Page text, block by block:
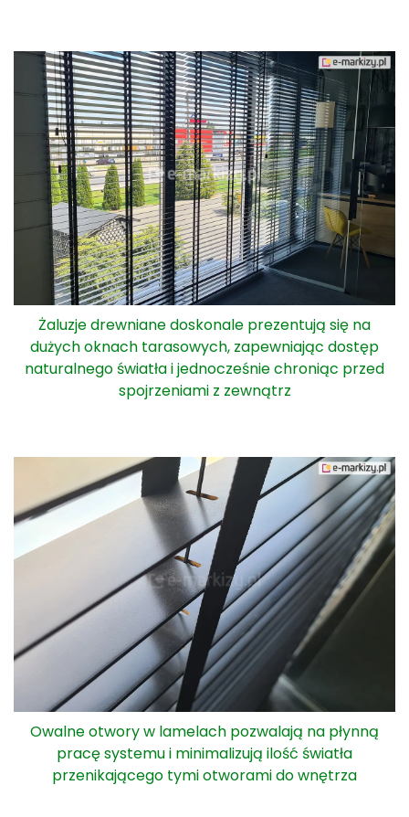
Żaluzje drewniane doskonale prezentują się na
dużych oknach tarasowych, zapewniając dostęp
naturalnego światła i jednocześnie chroniąc przed
spojrzeniami z zewnątrz
Owalne otwory w lamelach pozwalają na płynną
pracę systemu i minimalizują ilość światła
przenikającego tymi otworami do wnętrza